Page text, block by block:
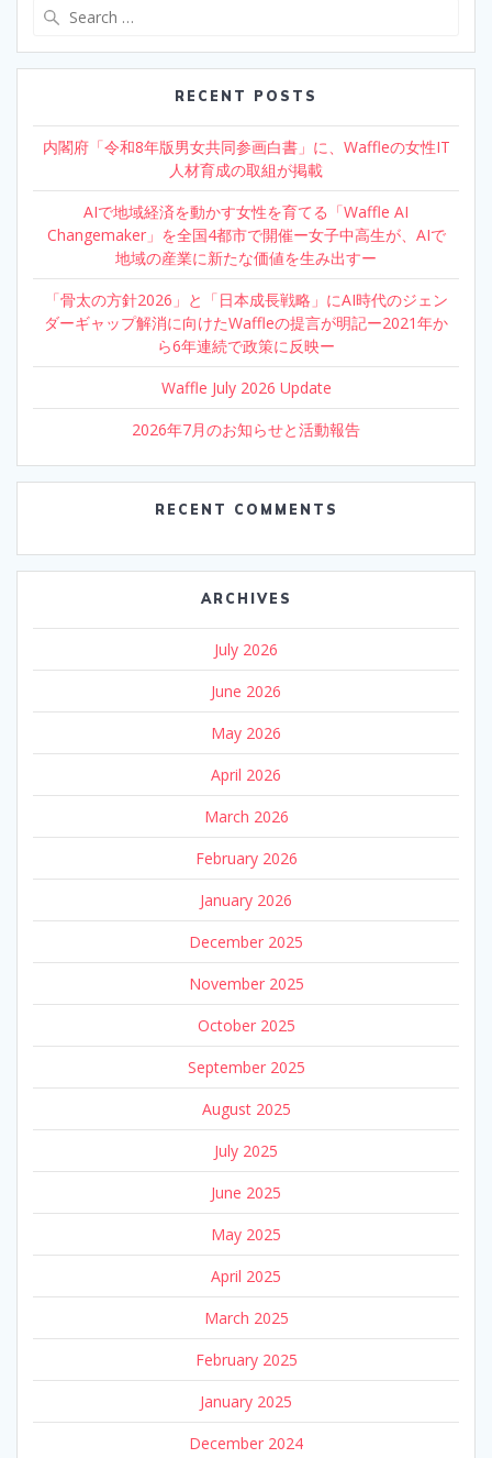
RECENT POSTS
内閣府「令和8年版男女共同参画白書」に、Waffleの女性IT
人材育成の取組が掲載
AIで地域経済を動かす女性を育てる「Waffle AI
Changemaker」を全国4都市で開催ー女子中高生が、AIで
地域の産業に新たな価値を生み出すー
「骨太の方針2026」と「日本成長戦略」にAI時代のジェン
ダーギャップ解消に向けたWaffleの提言が明記ー2021年か
ら6年連続で政策に反映ー
Waffle July 2026 Update
2026年7月のお知らせと活動報告
RECENT COMMENTS
ARCHIVES
July 2026
June 2026
May 2026
April 2026
March 2026
February 2026
January 2026
December 2025
November 2025
October 2025
September 2025
August 2025
July 2025
June 2025
May 2025
April 2025
March 2025
February 2025
January 2025
December 2024